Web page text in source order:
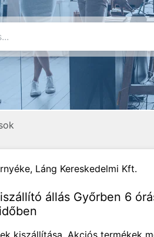
Láng Kereskedelmi Kft.
állás Győrben 6
kiszállítása, Akciós termékek